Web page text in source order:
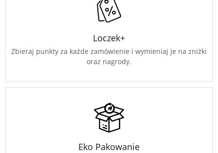
Loczek+
Zbieraj punkty za każde zamówienie i wymieniaj je na zniżki
oraz nagrody.
Eko Pakowanie